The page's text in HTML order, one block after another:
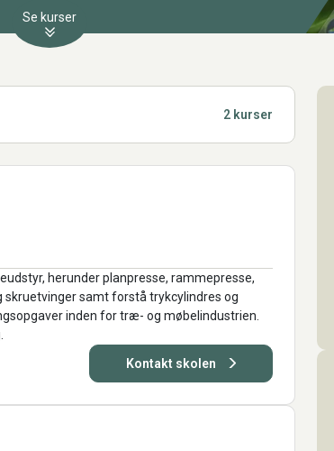
Se kurser
2 kurser
herunder planpresse, rammepresse,
skruetvinger samt forstå trykcylindres og
inden for træ- og møbelindustrien.
Kontakt skolen